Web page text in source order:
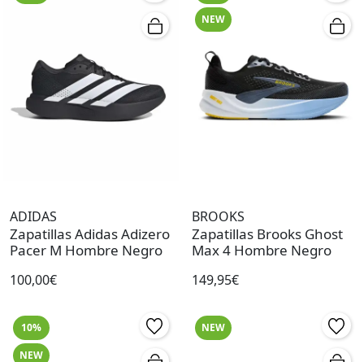
ADIDAS
Zapatillas Adidas Adizero
Pacer M Hombre Negro
100,00€
NEW
BROOKS
Zapatillas Brooks Ghost
Max 4 Hombre Negro
149,95€
10%
NEW
NEW